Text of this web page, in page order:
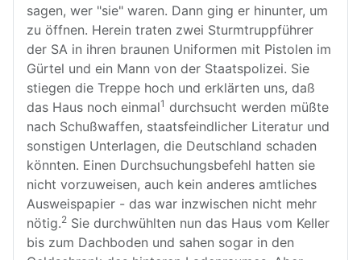
sagen, wer "sie" waren. Dann ging er hinunter, um
zu öffnen. Herein traten zwei Sturmtruppführer
der SA in ihren braunen Uniformen mit Pistolen im
Gürtel und ein Mann von der Staatspolizei. Sie
stiegen die Treppe hoch und erklärten uns, daß
das Haus noch einmal1 durchsucht werden müßte
nach Schußwaffen, staatsfeindlicher Literatur und
sonstigen Unterlagen, die Deutschland schaden
könnten. Einen Durchsuchungsbefehl hatten sie
nicht vorzuweisen, auch kein anderes amtliches
Ausweispapier - das war inzwischen nicht mehr
nötig.2 Sie durchwühlten nun das Haus vom Keller
bis zum Dachboden und sahen sogar in den